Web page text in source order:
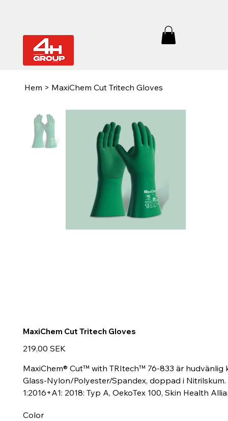
Hem > MaxiChem Cut Tritech Gloves
MaxiChem Cut Tritech Gloves
Preis
219,00 SEK
MaxiChem® Cut™ with TRItech™ 76-833 är
Glass-Nylon/Polyester/Spandex, doppad i Nitrilskum.
1:2016+A1: 2018: Typ A, OekoTex 100, Skin Health
Color